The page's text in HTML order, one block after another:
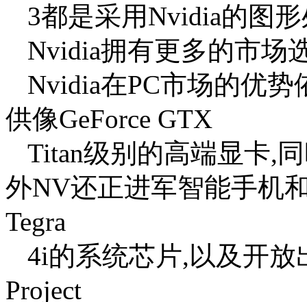
3都是采用Nvidia的图
Nvidia拥有更多的市场
Nvidia在PC市场的优
供像GeForce GTX
Titan级别的高端显卡,
外NV还正进军智能手机
Tegra
4i的系统芯片,以及开
Project